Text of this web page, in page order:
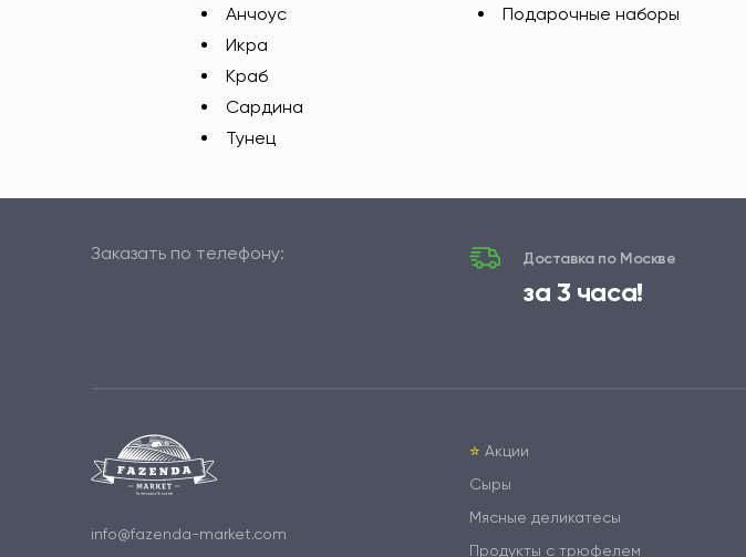
Анчоус
Икра
Краб
Сардина
Тунец
Подарочные наборы
Заказать по телефону: Доставка по Москве
за 3 часа!
info@fazenda-market.com
⭐️ Акции
Сыры
Мясные деликатесы
Продукты с трюфелем